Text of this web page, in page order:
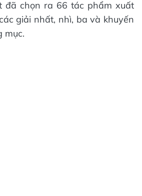
đã chọn ra 66 tác phẩm xuất
giải nhất, nhì, ba và khuyến
mục.